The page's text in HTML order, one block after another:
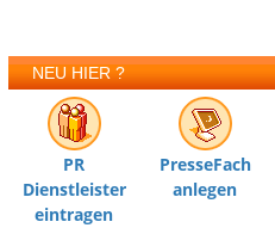
NEU HIER ?
PR
Dienstleister
eintragen
PresseFach
anlegen